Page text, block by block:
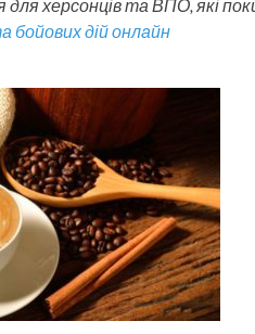
херсонців та ВПО, які
бойових дій онлайн